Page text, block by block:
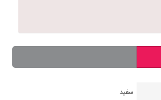
سفید